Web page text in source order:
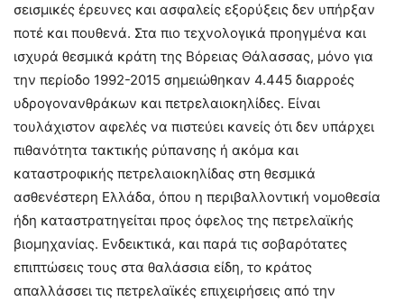
σεισμικές έρευνες και ασφαλείς εξορύξεις δεν υπήρξαν
ποτέ και πουθενά. Στα πιο τεχνολογικά προηγμένα και
ισχυρά θεσμικά κράτη της Βόρειας Θάλασσας, μόνο για
την περίοδο 1992-2015 σημειώθηκαν 4.445 διαρροές
υδρογονανθράκων και πετρελαιοκηλίδες. Είναι
τουλάχιστον αφελές να πιστεύει κανείς ότι δεν υπάρχει
πιθανότητα τακτικής ρύπανσης ή ακόμα και
καταστροφικής πετρελαιοκηλίδας στη θεσμικά
ασθενέστερη Ελλάδα, όπου η περιβαλλοντική νομοθεσία
ήδη καταστρατηγείται προς όφελος της πετρελαϊκής
βιομηχανίας. Ενδεικτικά, και παρά τις σοβαρότατες
επιπτώσεις τους στα θαλάσσια είδη, το κράτος
απαλλάσσει τις πετρελαϊκές επιχειρήσεις από την